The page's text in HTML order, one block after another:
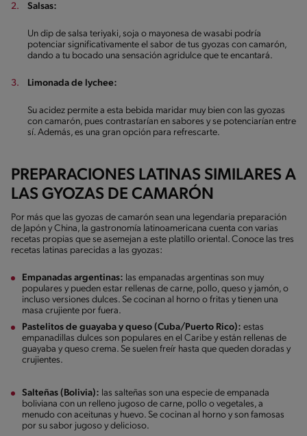
Salsas:
Un dip de salsa teriyaki, soja o mayonesa de wasabi podría
potenciar significativamente el sabor de tus gyozas con camarón,
dando a tu bocado una sensación agridulce que te encantará.
Limonada de lychee:
Su acidez permite a esta bebida maridar muy bien con las gyozas
con camarón, pues contrastarían en sabores y se potenciarían entre
sí. Además, es una gran opción para refrescarte.
PREPARACIONES LATINAS SIMILARES A
LAS GYOZAS DE CAMARÓN
Por más que las gyozas de camarón sean una legendaria preparación
de Japón y China, la gastronomía latinoamericana cuenta con varias
recetas propias que se asemejan a este platillo oriental. Conoce las tres
recetas latinas parecidas a las gyozas:
Empanadas argentinas: las empanadas argentinas son muy
populares y pueden estar rellenas de carne, pollo, queso y jamón, o
incluso versiones dulces. Se cocinan al horno o fritas y tienen una
masa crujiente por fuera.
Pastelitos de guayaba y queso (Cuba/Puerto Rico): estas
empanadillas dulces son populares en el Caribe y están rellenas de
guayaba y queso crema. Se suelen freír hasta que queden doradas y
crujientes.
Salteñas (Bolivia): las salteñas son una especie de empanada
boliviana con un relleno jugoso de carne, pollo o vegetales, a
menudo con aceitunas y huevo. Se cocinan al horno y son famosas
por su sabor jugoso y delicioso.